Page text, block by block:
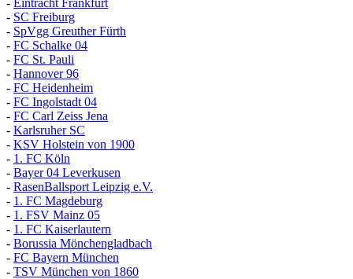
- Eintracht Frankfurt
- SC Freiburg
- SpVgg Greuther Fürth
- FC Schalke 04
- FC St. Pauli
- Hannover 96
- FC Heidenheim
- FC Ingolstadt 04
- FC Carl Zeiss Jena
- Karlsruher SC
- KSV Holstein von 1900
- 1. FC Köln
- Bayer 04 Leverkusen
- RasenBallsport Leipzig e.V.
- 1. FC Magdeburg
- 1. FSV Mainz 05
- 1. FC Kaiserlautern
- Borussia Mönchengladbach
- FC Bayern München
- TSV München von 1860